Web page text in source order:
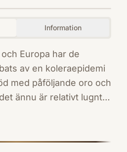
Information
Europa har de
av en koleraepidemi
med påföljande oro och
ännu är relativt lugnt
Adolf Fredrik Munck
liv har det